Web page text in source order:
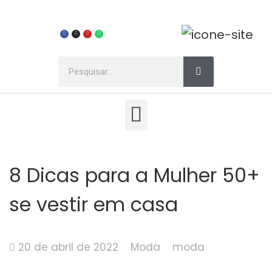
8 Dicas para a Mulher 50+
se vestir em casa
20 de abril de 2022 Moda moda